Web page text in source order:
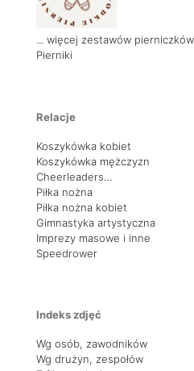
... więcej zestawów
Pierniki
Relacje
Koszykówka kobiet
Koszykówka mężczyzn
Cheerleaders…
Piłka nożna
Piłka nożna kobiet
Gimnastyka artystyczna
Imprezy masowe i inne
Speedrower
Indeks zdjęć
Wg osób, zawodników
Wg drużyn, zespołów